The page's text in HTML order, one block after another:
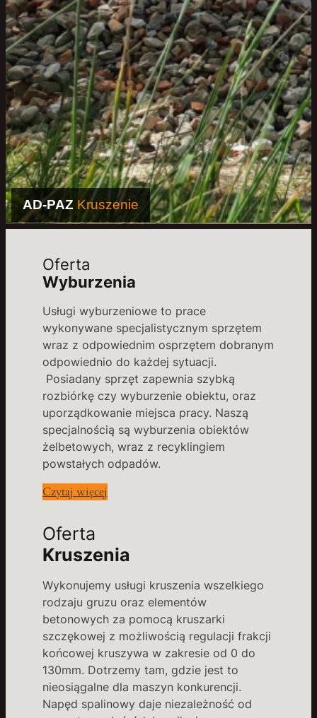
AD-PAZ
Oferta
Wyburzenia
Usługi wyburzeniowe to prace
wykonywane specjalistycznym sprzętem
wraz z odpowiednim osprzętem dobranym
odpowiednio do każdej sytuacji.
Posiadany sprzęt zapewnia szybką
rozbiórkę czy wyburzenie obiektu, oraz
uporządkowanie miejsca pracy. Naszą
specjalnością są wyburzenia obiektów
żelbetowych, wraz z recyklingiem
powstałych odpadów.
Czytaj więcej
Oferta
Kruszenia
Wykonujemy usługi kruszenia wszelkiego
rodzaju gruzu oraz elementów
betonowych za pomocą kruszarki
szczękowej z możliwością regulacji frakcji
końcowej kruszywa w zakresie od 0 do
130mm. Dotrzemy tam, gdzie jest to
nieosiągalne dla maszyn konkurencji.
Napęd spalinowy daje niezależność od